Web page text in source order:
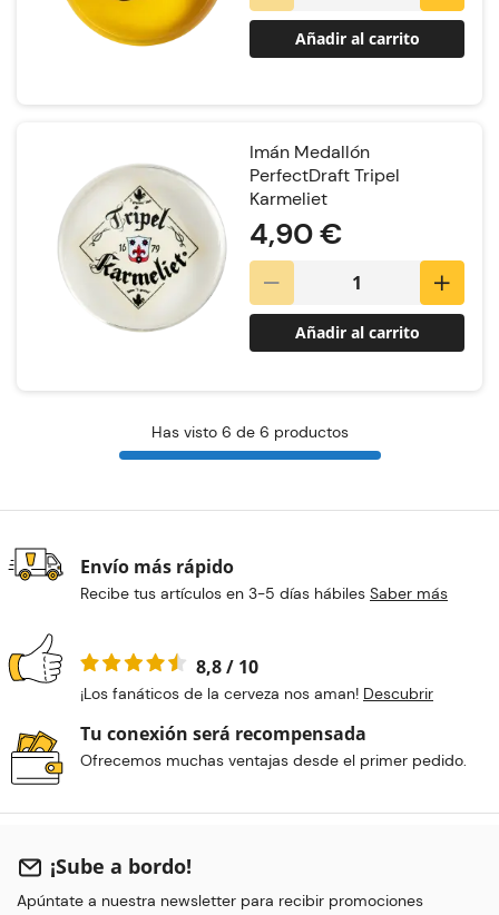
Añadir al carrito
Imán Medallón
PerfectDraft Tripel
Karmeliet
4,90 €
Añadir al carrito
Has visto 6 de 6 productos
Envío más rápido
Recibe tus artículos en 3-5 días hábiles Saber más
8,8 / 10
¡Los fanáticos de la cerveza nos aman! Descubrir
Tu conexión será recompensada
Ofrecemos muchas ventajas desde el primer pedido.
¡Sube a bordo!
Apúntate a nuestra newsletter para recibir promociones